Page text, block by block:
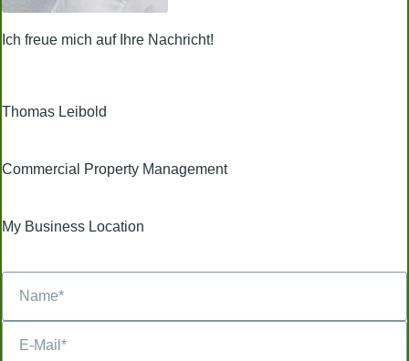
Ich freue mich auf Ihre Nachricht!
Thomas Leibold
Commercial Property Management
My Business Location